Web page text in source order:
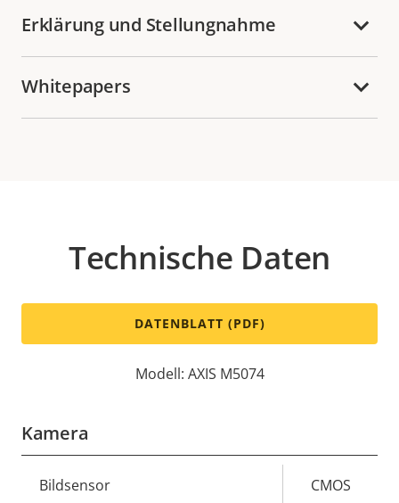
Erklärung und Stellungnahme
Whitepapers
Technische Daten
DATENBLATT (PDF)
Modell: AXIS M5074
Kamera
Eigentumsbeschreibung Eigentumswert
Bildsensor CMOS